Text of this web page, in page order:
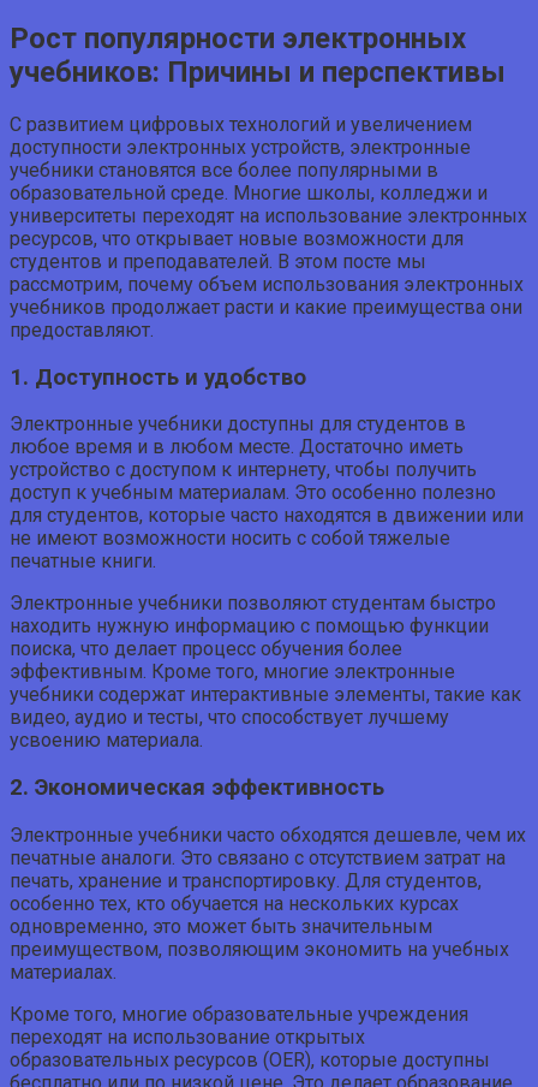
Рост популярности электронных
учебников: Причины и перспективы
С развитием цифровых технологий и увеличением
доступности электронных устройств, электронные
учебники становятся все более популярными в
образовательной среде. Многие школы, колледжи и
университеты переходят на использование электронных
ресурсов, что открывает новые возможности для
студентов и преподавателей. В этом посте мы
рассмотрим, почему объем использования электронных
учебников продолжает расти и какие преимущества они
предоставляют.
1. Доступность и удобство
Электронные учебники доступны для студентов в
любое время и в любом месте. Достаточно иметь
устройство с доступом к интернету, чтобы получить
доступ к учебным материалам. Это особенно полезно
для студентов, которые часто находятся в движении или
не имеют возможности носить с собой тяжелые
печатные книги.
Электронные учебники позволяют студентам быстро
находить нужную информацию с помощью функции
поиска, что делает процесс обучения более
эффективным. Кроме того, многие электронные
учебники содержат интерактивные элементы, такие как
видео, аудио и тесты, что способствует лучшему
усвоению материала.
2. Экономическая эффективность
Электронные учебники часто обходятся дешевле, чем их
печатные аналоги. Это связано с отсутствием затрат на
печать, хранение и транспортировку. Для студентов,
особенно тех, кто обучается на нескольких курсах
одновременно, это может быть значительным
преимуществом, позволяющим экономить на учебных
материалах.
Кроме того, многие образовательные учреждения
переходят на использование открытых
образовательных ресурсов (OER), которые доступны